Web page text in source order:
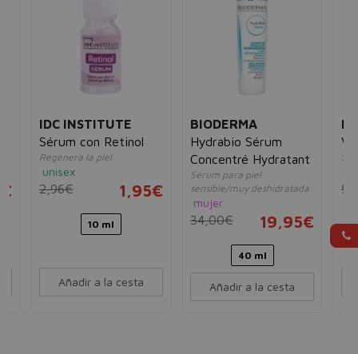
IDC INSTITUTE
Sérum con Retinol
Regenera la piel
unisex
2,96€ 1,95€
10 ml
Añadir a la cesta
BIODERMA
Hydrabio Sérum
Concentré Hydratant
Sérum para piel
sensible/muy deshidratada
mujer
34,00€ 19,95€
40 ml
Añadir a la cesta